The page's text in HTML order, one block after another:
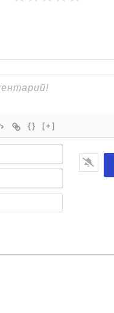
{} [+]
Имя*
Email*
сайт